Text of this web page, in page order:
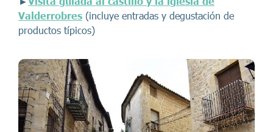
Valderrobres (incluye entradas y degustación de
productos típicos)